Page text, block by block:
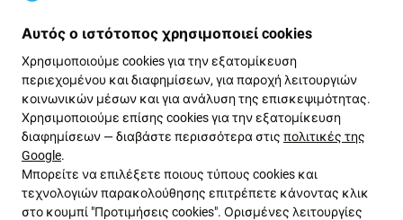
Ποιότητα ανταλλακτικών
Ποιότητα: Aftermarket- Τα ανταλλακτικά που
πωλούνται ως Aftermarket κατασκευάζονται με τα
ίδια πρότυπα, προδιαγραφές και υλικά με το γνήσιο.
Αυτό είναι αντίγραφο του πρωτοτύπου και το
ανταλλακτικό που παραδίδεται ως Aftermarket μπορεί
(σε σπάνιες περιπτώσεις) να έχει ελάχιστες
διακυμάνσεις στη λειτουργικότητα, την ποιότητα ή
Αυτός ο ιστότοπος χρησιμοποιεί cookies
Χρησιμοποιούμε cookies για την εξατομίκευση
περιεχομένου και διαφημίσεων, για παροχή λειτουργιών
κοινωνικών μέσων και για ανάλυση της επισκεψιμότητας.
Χρησιμοποιούμε επίσης cookies για την εξατομίκευση
διαφημίσεων — διαβάστε περισσότερα στις πολιτικές της
Google.
Μπορείτε να επιλέξετε ποιους τύπους cookies και
τεχνολογιών παρακολούθησης επιτρέπετε κάνοντας κλικ
στο κουμπί "Προτιμήσεις cookies". Ορισμένες λειτουργίες